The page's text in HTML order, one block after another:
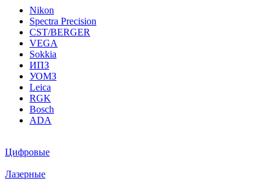
Nikon
Spectra Precision
CST/BERGER
VEGA
Sokkia
ИПЗ
УОМЗ
Leica
RGK
Bosch
ADA
Цифровые
Лазерные